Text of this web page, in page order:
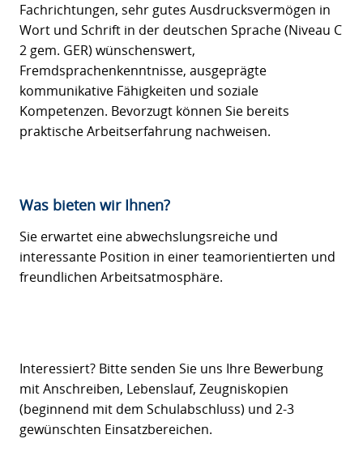
Fachrichtungen, sehr gutes Ausdrucksvermögen in
Wort und Schrift in der deutschen Sprache (Niveau C
2 gem. GER) wünschenswert,
Fremdsprachenkenntnisse, ausgeprägte
kommunikative Fähigkeiten und soziale
Kompetenzen. Bevorzugt können Sie bereits
praktische Arbeitserfahrung nachweisen.
Was bieten wir Ihnen?
Sie erwartet eine abwechslungsreiche und
interessante Position in einer teamorientierten und
freundlichen Arbeitsatmosphäre.
Interessiert? Bitte senden Sie uns Ihre Bewerbung
mit Anschreiben, Lebenslauf, Zeugniskopien
(beginnend mit dem Schulabschluss) und 2-3
gewünschten Einsatzbereichen.